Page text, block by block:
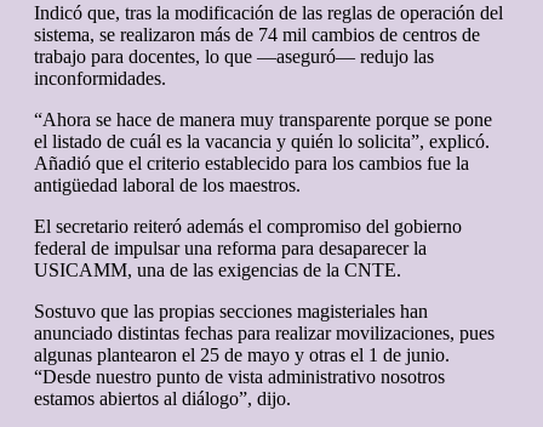
Indicó que, tras la modificación de las reglas de operación del
sistema, se realizaron más de 74 mil cambios de centros de
trabajo para docentes, lo que —aseguró— redujo las
inconformidades.
“Ahora se hace de manera muy transparente porque se pone
el listado de cuál es la vacancia y quién lo solicita”, explicó.
Añadió que el criterio establecido para los cambios fue la
antigüedad laboral de los maestros.
El secretario reiteró además el compromiso del gobierno
federal de impulsar una reforma para desaparecer la
USICAMM, una de las exigencias de la CNTE.
Sostuvo que las propias secciones magisteriales han
anunciado distintas fechas para realizar movilizaciones, pues
algunas plantearon el 25 de mayo y otras el 1 de junio.
“Desde nuestro punto de vista administrativo nosotros
estamos abiertos al diálogo”, dijo.